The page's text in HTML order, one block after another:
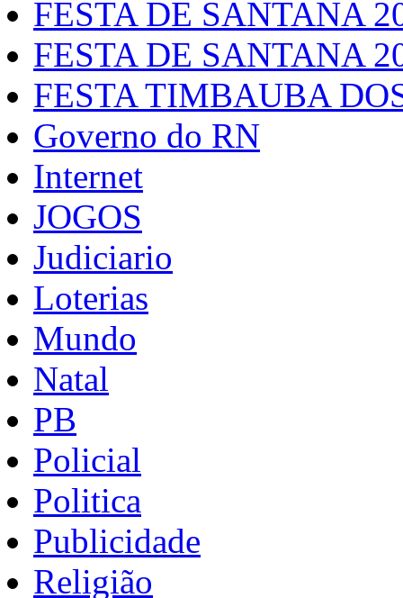
FESTA DE SANTANA
FESTA DE SANTANA
FESTA TIMBAUBA
Governo do RN
Internet
JOGOS
Judiciario
Loterias
Mundo
Natal
PB
Policial
Politica
Publicidade
Religião